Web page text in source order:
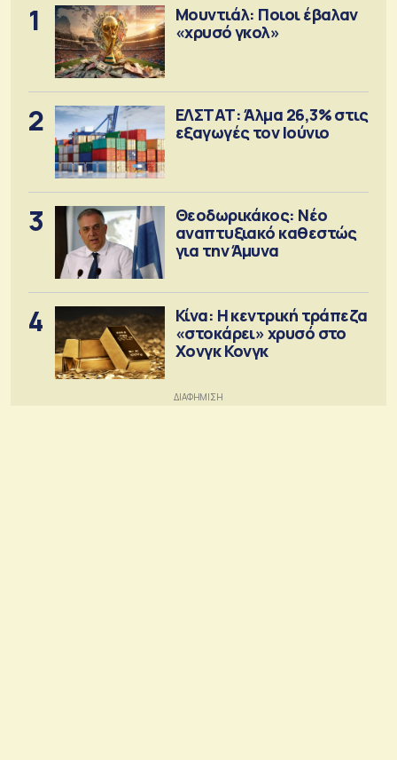
1
Μουντιάλ: Ποιοι έβαλαν
«χρυσό γκολ»
2
ΕΛΣΤΑΤ: Άλμα 26,3% στις
εξαγωγές τον Ιούνιο
3
Θεοδωρικάκος: Νέο
αναπτυξιακό καθεστώς
για την Άμυνα
4
Κίνα: Η κεντρική τράπεζα
«στοκάρει» χρυσό στο
Χονγκ Κονγκ